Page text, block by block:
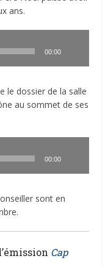
ans.
00:00
le dossier de la salle
au sommet de ses
00:00
sont en
Cap